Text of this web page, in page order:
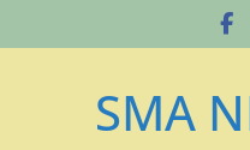
to
SMA